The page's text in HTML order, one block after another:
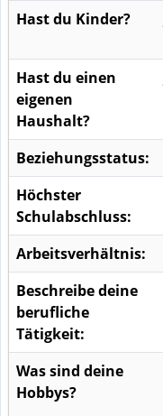
Hast du Kinder?
Hast du einen
eigenen
Haushalt?
Beziehungsstatus:
Höchster
Schulabschluss:
Arbeitsverhältnis:
Beschreibe deine
berufliche
Tätigkeit:
Was sind deine
Hobbys?